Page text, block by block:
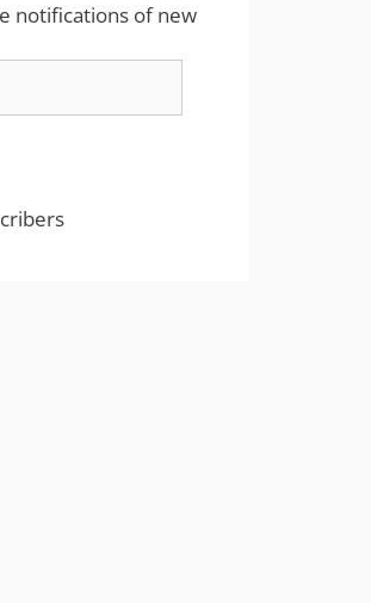
notifications of new